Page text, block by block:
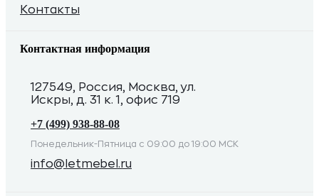
Контакты
Контактная информация
127549, Россия, Москва, ул.
Искры, д. 31 к. 1, офис 719
+7 (499) 938-88-08
Понедельник-Пятница с 09:00 до 19:00 МСК
info@letmebel.ru